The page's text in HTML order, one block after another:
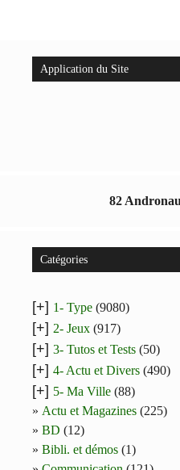
Application du Site
82
Catégories
[+] 1- Type (9080)
[+] 2- Jeux (917)
[+] 3- Tutos et Tests (50)
[+] 4- Actu et Divers (490)
[+] 5- Ma Ville (88)
Actu et Magazines (225)
BD (12)
Bibli. et démos (1)